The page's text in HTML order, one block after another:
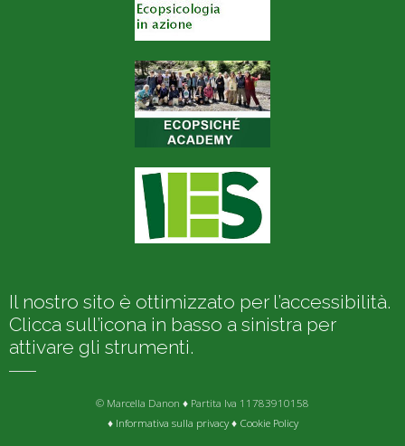
Il nostro sito è ottimizzato per l’accessibilità.
Clicca sull’icona in basso a sinistra per
attivare gli strumenti.
© Marcella Danon ♦ Partita Iva 11783910158
♦ Informativa sulla privacy♦ Cookie Policy